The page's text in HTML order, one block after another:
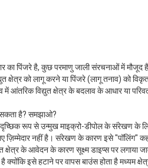
पिंजरे है, कुछ परमाणु जाली संरचनाओं में
क्षेत्र को लागू करने या पिंजरे (लागू तनाव) को
विद्युत क्षेत्र के बदलाव के आधार या
सकता है? समझाओ?
रूप से उन्मुख माइक्रो-डीपोल के संरेखण के लिए
ज़िम्मेदार नहीं है। संरेखण के कारण इसे "पॉलिंग"
क्षेत्र के आवेदन के कारण सूक्ष्म डाइप्स पर लगाया
है क्योंकि इसे हटाने पर वापस बाउंस होता हैमध्यम